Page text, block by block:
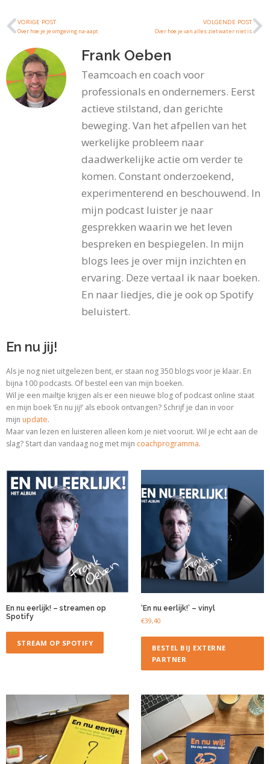
VORIGE POST
Over hoe je je omgeving na-aapt
VOLGENDE POST
Over hoe je van alles ziet wat er niet is
Frank Oeben
Teamcoach en coach voor
professionals en ondernemers. Eerst
actieve stilstand, dan gerichte
beweging. Van het afpellen van het
werkelijke probleem naar
daadwerkelijke actie om verder te
komen. Constant onderzoekend,
experimenterend en beschouwend. In
mijn podcast luister je naar
gesprekken waarin we het leven
bespreken en bespiegelen. In mijn
blogs lees je over mijn inzichten en
ervaring. Deze vertaal ik naar boeken.
En naar liedjes, die je ook op Spotify
beluistert.
En nu jij!
Als je nog niet uitgelezen bent, er staan nog 350 blogs voor je klaar. En
bijna 100 podcasts. Of bestel een van mijn boeken.
Wil je een mailtje krijgen als er een nieuwe blog of podcast online staat
en mijn boek ‘En nu jij!’ als ebook ontvangen? Schrijf je dan in voor
mijn update.
Maar van lezen en luisteren alleen kom je niet vooruit. Wil je echt aan de
slag? Start dan vandaag nog met mijn coachprogramma.
En nu eerlijk! – streamen op
Spotify
STREAM OP SPOTIFY
‘En nu eerlijk!’ – vinyl
€39,40
BESTEL BIJ EXTERNE
PARTNER